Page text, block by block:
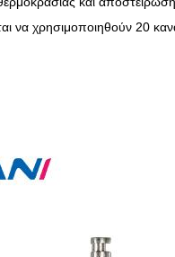
να χρησιμοποιηθούν 20